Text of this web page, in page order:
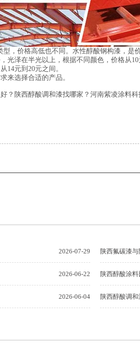
，价格高低也不同。水性醇酸钢构漆，是
光泽在半光以上，根据不同颜色，价格从10
14元到20元之间。
来选择合适的产品。
？陕西醇酸调和漆找哪家？河南紫凌涂料
2026-07-29 陕西氟碳漆
2026-06-22 陕西醇酸涂
2026-06-04 陕西醇酸调